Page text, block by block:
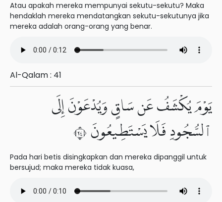
Atau apakah mereka mempunyai sekutu-sekutu? Maka
hendaklah mereka mendatangkan sekutu-sekutunya jika
mereka adalah orang-orang yang benar.
Al-Qalam : 41
يَوْمَ يُكْشَفُ عَن سَاقٍ وَيُدْعَوْنَ إِلَى
ٱلسُّجُودِ فَلَا يَسْتَطِيعُونَ ٤٢
Pada hari betis disingkapkan dan mereka dipanggil untuk
bersujud; maka mereka tidak kuasa,